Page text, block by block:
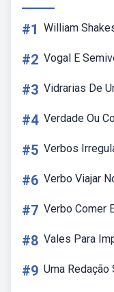
#1 William
#2 Vogal E
#3 Vidrarias De
#4 Verdade Ou
#5 Verbos
#6 Verbo Viajar
#7 Verbo Comer
#8 Vales Para
#9 Uma